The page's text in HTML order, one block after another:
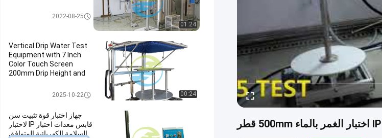
01:24
مدخل حماية معدات الاختبار
2022-08-25
00:24
Vertical Drip Water Test
Equipment with 7 Inch
Color Touch Screen
200mm Drip Height and
IPX1 to IPX2 Testing
2025-10-22
جهاز اختبار قوة تثبيت سن
قابس معدات اختبار IP لاختبار
السلامة الكهربائية المتوافق